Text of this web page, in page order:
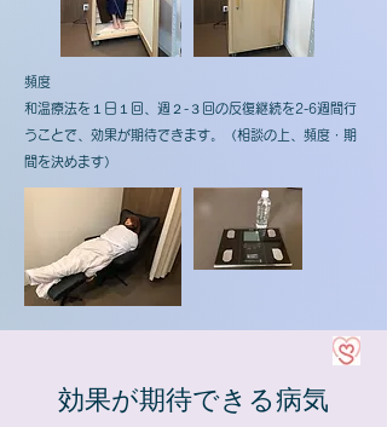
頻度
和温療法を１日１回、週２-３回の反復継続を2-6週間行
うことで、効果が期待できます。（相談の上、頻度・期
間を決めます）
効果が期待できる病気